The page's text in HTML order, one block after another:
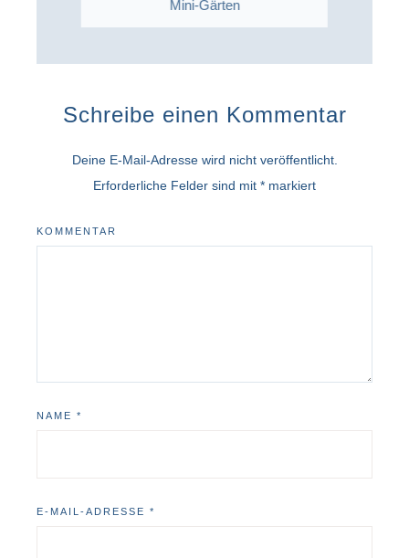
Mini-Gärten
Schreibe einen Kommentar
Deine E-Mail-Adresse wird nicht veröffentlicht.
Erforderliche Felder sind mit * markiert
KOMMENTAR
NAME *
E-MAIL-ADRESSE *